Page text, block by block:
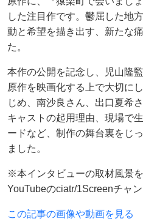
した注目作です。鬱屈した地
動と希望を描き出す、新たな
た。
本作の公開を記念し、児山隆
原作を映画化する上で大切に
じめ、南沙良さん、出口夏希
キャストの起用理由、現場で
ードなど、制作の舞台裏をじ
ました。
※本インタビューの取材風景
YouTubeのciatr/1Screenチャ
この記事の画像や動画を見る